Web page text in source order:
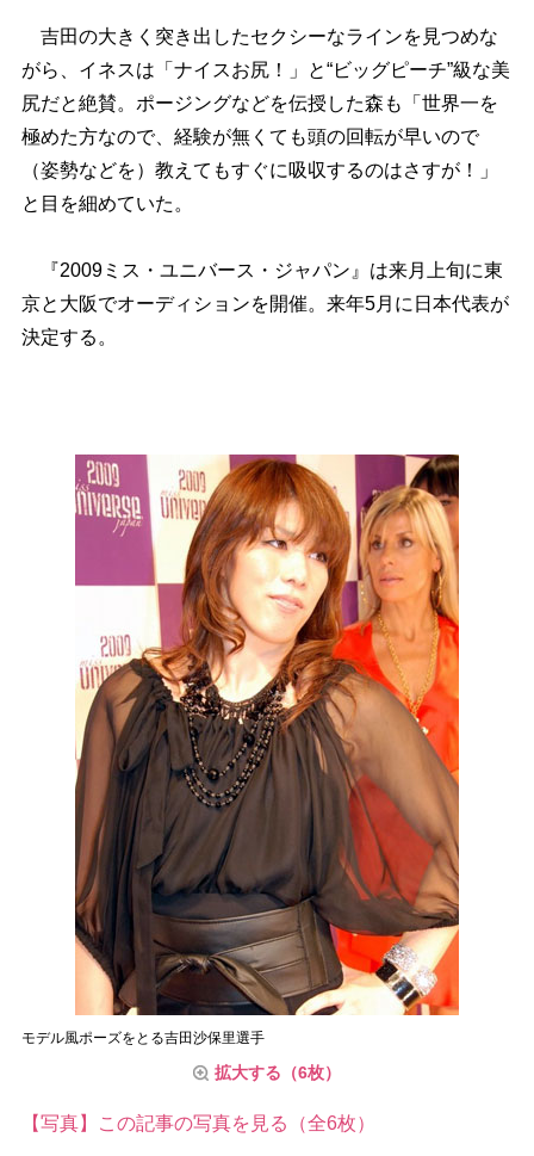
吉田の大きく突き出したセクシーなラインを見つめな
がら、イネスは「ナイスお尻！」と“ビッグピーチ”級な美
尻だと絶賛。ポージングなどを伝授した森も「世界一を
極めた方なので、経験が無くても頭の回転が早いので
（姿勢などを）教えてもすぐに吸収するのはさすが！」
と目を細めていた。
『2009ミス・ユニバース・ジャパン』は来月上旬に東
京と大阪でオーディションを開催。来年5月に日本代表が
決定する。
モデル風ポーズをとる吉田沙保里選手
拡大する（6枚）
【写真】この記事の写真を見る（全6枚）